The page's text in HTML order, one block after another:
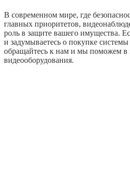
В современном мире, где
главных приоритетов,
роль в защите вашего имущества.
и задумываетесь о покупке
обращайтесь к нам и мы поможем в
видеооборудования.